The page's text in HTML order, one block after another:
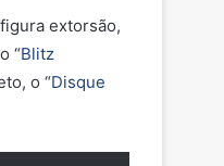
extorsão,
“Blitz
o “Disque